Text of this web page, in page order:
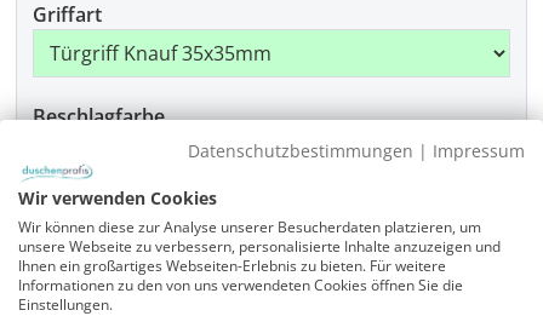
Griffart
Beschlagfarbe
Montage
Datenschutzbestimmungen | Impressum
Wir verwenden Cookies
Wir können diese zur Analyse unserer Besucherdaten platzieren, um
unsere Webseite zu verbessern, personalisierte Inhalte anzuzeigen und
Ihnen ein großartiges Webseiten-Erlebnis zu bieten. Für weitere
Informationen zu den von uns verwendeten Cookies öffnen Sie die
Einstellungen.